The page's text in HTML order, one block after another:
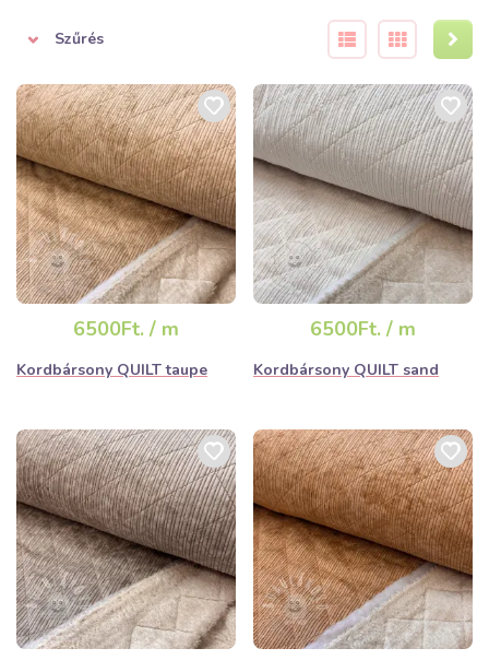
ruhadarab színe egységes legyen. Javasoljuk, hogy a
fonákoldalról vasalja, hogy ne nyomja össze a bordákat.
Szűrés
6500Ft. / m
Kordbársony QUILT taupe
6500Ft. / m
Kordbársony QUILT sand